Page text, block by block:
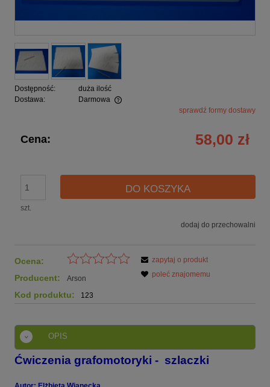
Dostępność:
duża ilość
Dostawa:
Darmowa
Cena nie zawiera ewentualnych kosztów płatnościsprawdź formy dostawy
Cena: 58,00 zł
szt.
DO KOSZYKA
dodaj do przechowalni
Ocena:
Producent:
Arson
Kod produktu: 123
zapytaj o produkt
poleć znajomemu
OPIS
Ćwiczenia grafomotoryki - szlaczki